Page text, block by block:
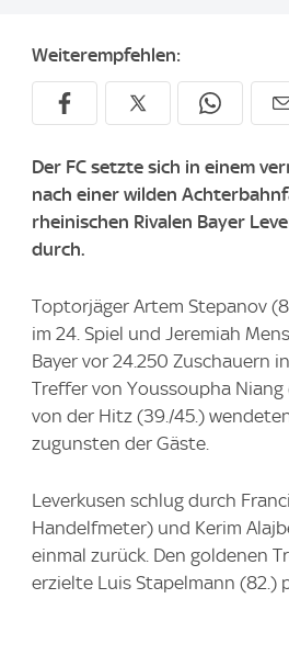
Weiterempfehlen:
Der FC setzte sich in einem
nach einer wilden
rheinischen Rivalen Bayer
durch.
Toptorjäger Artem Stepanov
im 24. Spiel und Jeremiah
Bayer vor 24.250 Zuschauern
Treffer von Youssoupha
von der Hitz (39./45.)
zugunsten der Gäste.
Leverkusen schlug durch
Handelfmeter) und Kerim
einmal zurück. Den goldenen
erzielte Luis Stapelmann (82.)